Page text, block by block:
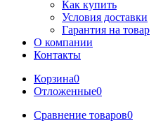
Как купить
Условия доставки
Гарантия на товар
О компании
Контакты
Корзина0
Отложенные0
Сравнение товаров0